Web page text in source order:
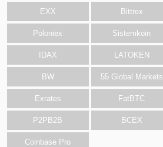
EXX Bittrex
Poloniex Sistemkoin
IDAX LATOKEN
BW 55 Global Markets
Exrates FatBTC
P2PB2B BCEX
Coinbase Pro